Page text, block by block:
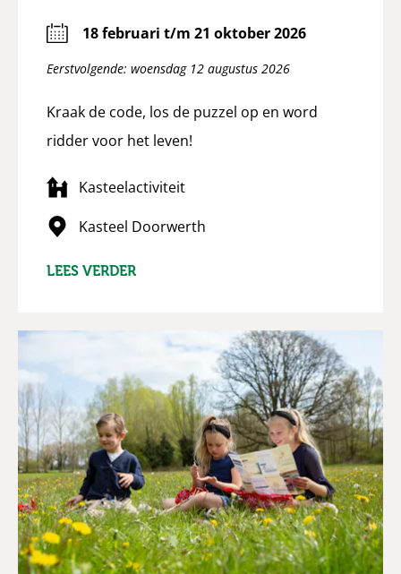
18 februari t/m 21 oktober 2026
Eerstvolgende: woensdag 12 augustus 2026
Kraak de code, los de puzzel op en word
ridder voor het leven!
Kasteelactiviteit
Kasteel Doorwerth
LEES VERDER